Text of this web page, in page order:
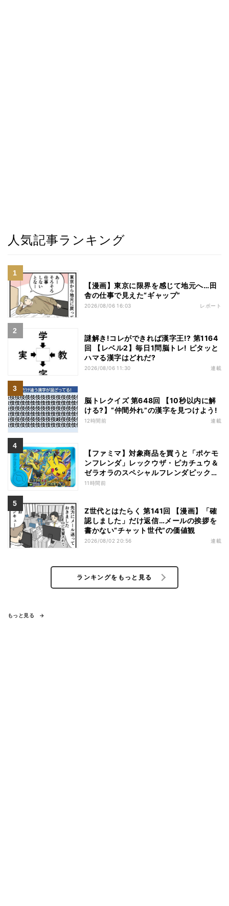
人気記事ランキング
【漫画】東京に限界を感じて地元へ…田
舎の仕事で見えた“ギャップ”
2026/08/06 16:03 レポート
謎解き!コレができれば漢字王!? 第1164
回 【レベル2】毎日1問脳トレ! ピタッと
ハマる漢字はどれだ?
2026/08/06 11:30 連載
脳トレクイズ 第648回 【10秒以内に解
ける?】“仲間外れ”の漢字を見つけよう!
12時間前 連載
【ファミマ】対象商品を買うと「ポケモ
ンフレンダ」レックウザ・ピカチュウ＆
ゼラオラのスペシャルフレンダピックが
もらえるキャンペーン
11時間前
Z世代とはたらく 第141回 【漫画】「確
認しました」だけ返信…メールの挨拶を
書かない“チャット世代”の価値観
2026/08/02 20:56 連載
ランキングをもっと見る
もっと見る